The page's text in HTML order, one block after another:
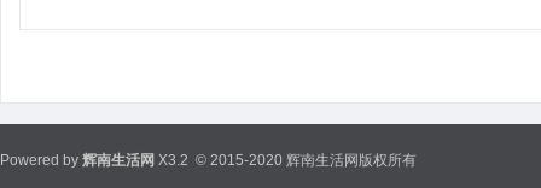
Powered by 辉南生活网 X3.2 © 2015-2020 辉南生活网版权所有